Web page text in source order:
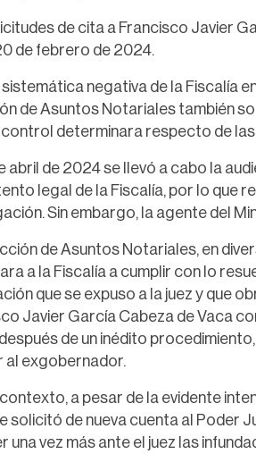
de cita a Francisco Javier
de febrero de 2024.
negativa de la Fiscalía
de Asuntos Notariales también
control determinara respecto de las
abril de 2024 se llevó a cabo la
legal de la Fiscalía, por lo que
Sin embargo, la agente del
de Asuntos Notariales, en
a la Fiscalía a cumplir con lo
que se expuso a la juez y que
Javier García Cabeza de Vaca
de un inédito
al exgobernador.
contexto, a pesar de la evidente
solicitó de nueva cuenta al Poder
una vez más ante el juez las